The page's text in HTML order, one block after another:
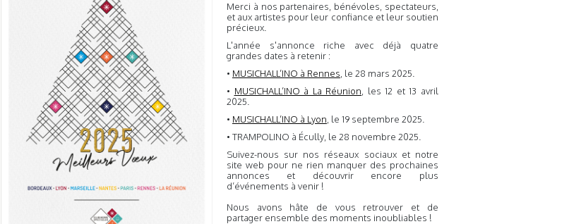
Merci à nos partenaires, bénévoles, spectateurs,
et aux artistes pour leur confiance et leur soutien
précieux.
L'année s'annonce riche avec déjà quatre
grandes dates à retenir :
• MUSICHALL’INO à Rennes , le 28 mars 2025.
• MUSICHALL’INO à La Réunion , les 12 et 13 avril
2025.
• MUSICHALL’INO à Lyon , le 19 septembre 2025.
• TRAMPOLINO à Écully, le 28 novembre 2025.
Suivez-nous sur nos réseaux sociaux et notre
site web pour ne rien manquer des prochaines
annonces et découvrir encore plus
d’événements à venir !
Nous avons hâte de vous retrouver et de
partager ensemble des moments inoubliables !